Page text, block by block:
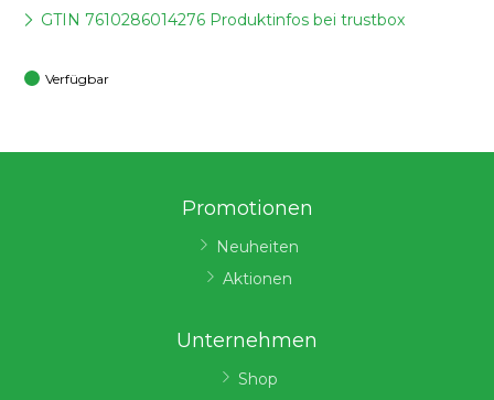
GTIN 7610286014276 Produktinfos bei trustbox
Verfügbar
Promotionen
Neuheiten
Aktionen
Unternehmen
Shop